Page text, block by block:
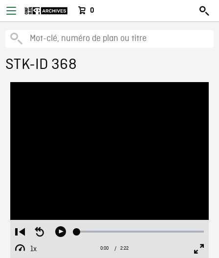
0
STK-ID 368
Restart
from
beginning
Seek
Play Loaded:
1x
Playback
Current
0:00 / Duration
2:22